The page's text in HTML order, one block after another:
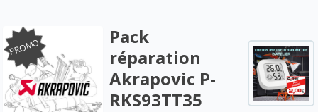
PROMO
Pack
réparation
Akrapovic P-
RKS93TT35